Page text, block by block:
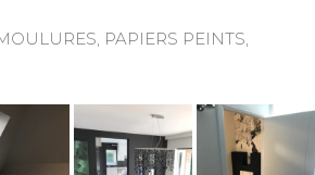
PAPIERS PEINTS,